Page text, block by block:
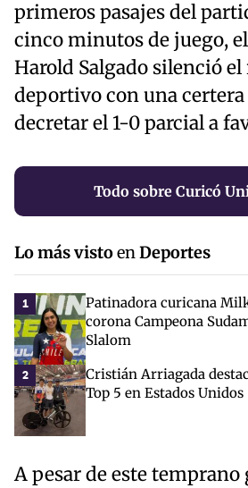
primeros pasajes del
cinco minutos de juego,
Harold Salgado silenció
deportivo con una
decretar el 1-0 parcial a
Todo sobre Curicó
Lo más vistoenDeportes
1
Patinadora curicana
corona Campeona
Slalom
2
Cristián Arriagada
Top 5 en Estados Unidos
A pesar de este temprano